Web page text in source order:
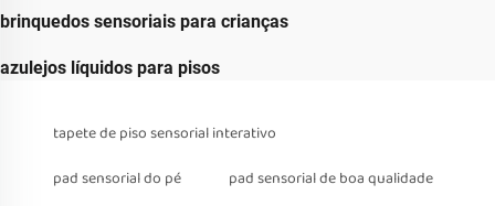
brinquedos sensoriais para crianças
azulejos líquidos para pisos
tapete de piso sensorial interativo
pad sensorial do pé
pad sensorial de boa qualidade